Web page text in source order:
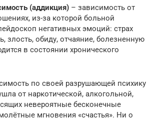
(аддикция) – зависимость от
из-за которой больной
негативных эмоций: страх
злость, обиду, отчаяние, болезненную
в состоянии хронического
по своей разрушающей психику
от наркотической, алкогольной,
невероятные бесконечные
мгновения «счастья». Ни о